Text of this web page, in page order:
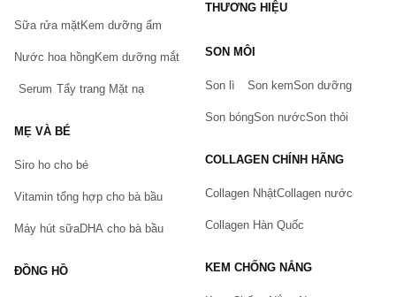
Bạn gặp vấn đề về sản phẩm hay mua hàng?
Hãy báo lỗi cho chúng tôi. Hoặc gọi cho chúng tôi qua số
Sữa rửa mặtKem dưỡng ẩm
Nước hoa hồngKem dưỡng mắt
Serum Tẩy trang Mặt nạ
MẸ VÀ BÉ
Siro ho cho bé
Vitamin tổng hợp cho bà bầu
Máy hút sữaDHA cho bà bầu
ĐỒNG HỒ
THƯƠNG HIỆU
SON MÔI
Son lì Son kemSon dưỡng
Son bóngSon nướcSon thỏi
COLLAGEN CHÍNH HÃNG
Collagen NhậtCollagen nước
Collagen Hàn Quốc
KEM CHỐNG NẮNG